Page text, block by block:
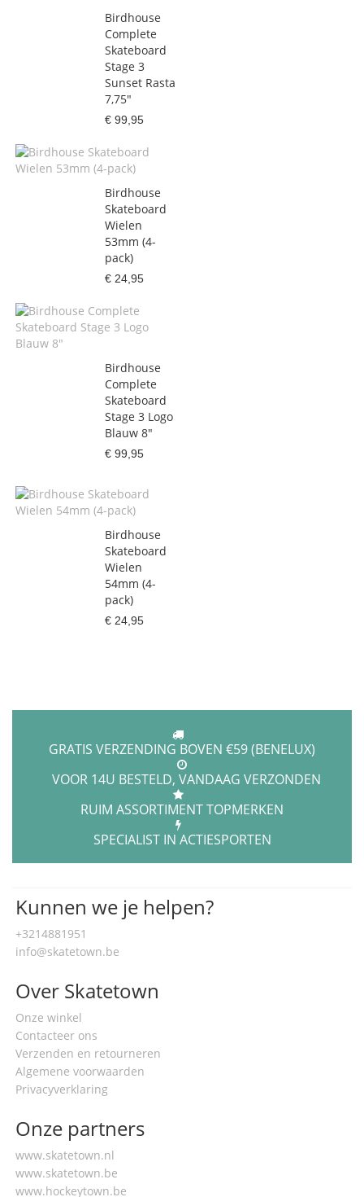
Birdhouse
Complete
Skateboard
Stage 3
Sunset Rasta
7,75"
€ 99,95
Birdhouse
Skateboard
Wielen
53mm (4-
pack)
€ 24,95
Birdhouse
Complete
Skateboard
Stage 3 Logo
Blauw 8"
€ 99,95
Birdhouse
Skateboard
Wielen
54mm (4-
pack)
€ 24,95
GRATIS VERZENDING BOVEN €59 (BENELUX)
VOOR 14U BESTELD, VANDAAG VERZONDEN
RUIM ASSORTIMENT TOPMERKEN
SPECIALIST IN ACTIESPORTEN
Kunnen we je helpen?
+3214881951
info@skatetown.be
Over Skatetown
Onze winkel
Contacteer ons
Verzenden en retourneren
Algemene voorwaarden
Privacyverklaring
Onze partners
www.skatetown.nl
www.skatetown.be
www.hockeytown.be